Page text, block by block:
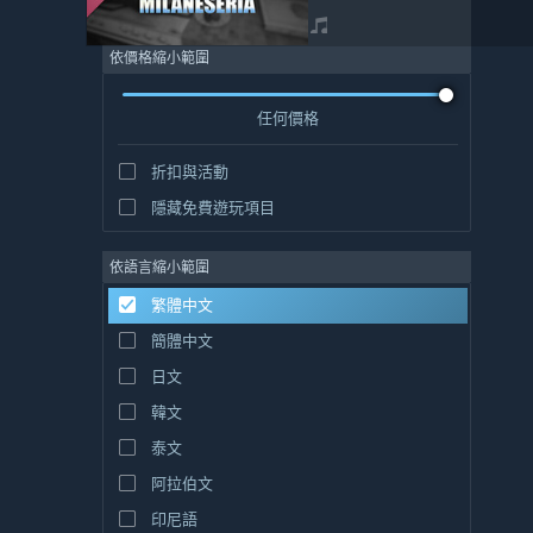
依價格縮小範圍
任何價格
折扣與活動
隱藏免費遊玩項目
依語言縮小範圍
繁體中文
簡體中文
日文
韓文
泰文
阿拉伯文
印尼語